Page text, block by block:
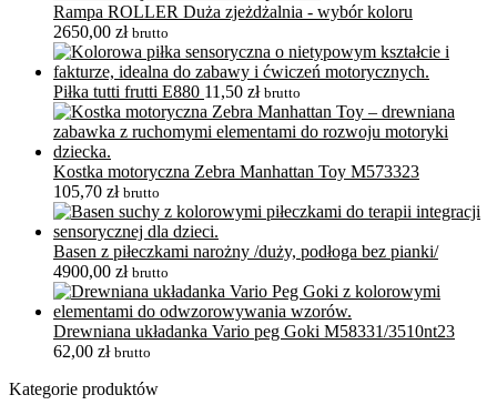
Rampa ROLLER Duża zjeżdżalnia - wybór koloru
2650,00 zł brutto
Piłka tutti frutti E880 11,50 zł brutto
Kostka motoryczna Zebra Manhattan Toy M573323
105,70 zł brutto
Basen z piłeczkami narożny /duży, podłoga bez pianki/
4900,00 zł brutto
Drewniana układanka Vario peg Goki M58331/3510nt23
62,00 zł brutto
Kategorie produktów